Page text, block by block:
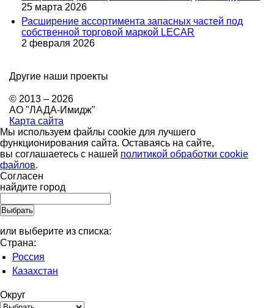
25 марта 2026
Расширение ассортимента запасных частей под
собственной торговой маркой LECAR
2 февраля 2026
Другие наши проекты
© 2013 – 2026
АО "ЛАДА-Имидж"
Карта сайта
Мы используем файлы cookie для лучшего
функционирования сайта. Оставаясь на сайте,
вы соглашаетесь с нашей политикой обработки cookie
файлов.
Согласен
найдите город
или выберите из списка:
Страна:
Россия
Казахстан
Округ